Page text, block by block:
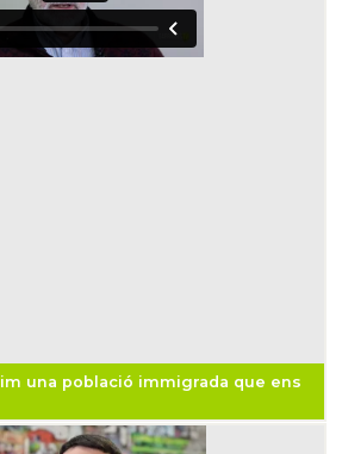
una població immigrada que ens